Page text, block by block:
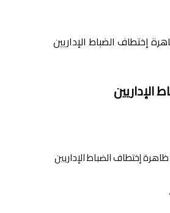
إختطاف الضباط الإداريين
الإداريين